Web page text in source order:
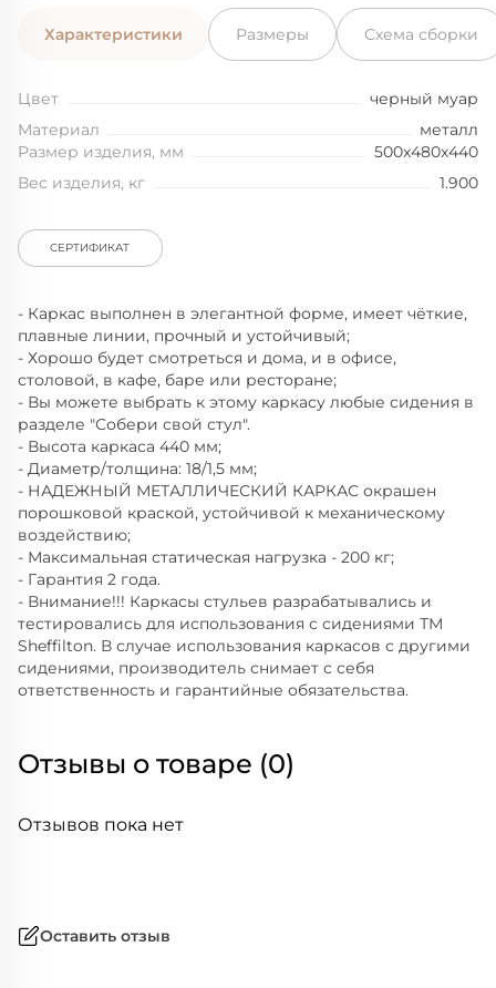
Характеристики Размеры Схема сборки
Цвет
черный муар
Материал
металл
Размер изделия, мм
500x480x440
Вес изделия, кг
1.900
СЕРТИФИКАТ
- Каркас выполнен в элегантной форме, имеет чёткие,
плавные линии, прочный и устойчивый;
- Хорошо будет смотреться и дома, и в офисе,
столовой, в кафе, баре или ресторане;
- Вы можете выбрать к этому каркасу любые сидения в
разделе "Собери свой стул".
- Высота каркаса 440 мм;
- Диаметр/толщина: 18/1,5 мм;
- НАДЕЖНЫЙ МЕТАЛЛИЧЕСКИЙ КАРКАС окрашен
порошковой краской, устойчивой к механическому
воздействию;
- Максимальная статическая нагрузка - 200 кг;
- Гарантия 2 года.
- Внимание!!! Каркасы стульев разрабатывались и
тестировались для использования с сидениями ТМ
Sheffilton. В случае использования каркасов с другими
сидениями, производитель снимает с себя
ответственность и гарантийные обязательства.
Отзывы о товаре (0)
Отзывов пока нет
Оставить отзыв